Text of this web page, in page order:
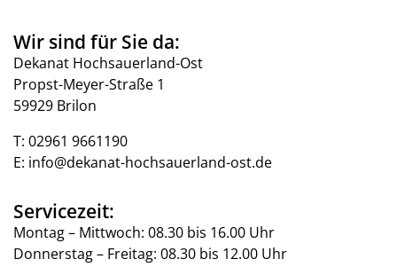
Wir sind für Sie da:
Dekanat Hochsauerland-Ost
Propst-Meyer-Straße 1
59929 Brilon
T: 02961 9661190
E: info@dekanat-hochsauerland-ost.de
Servicezeit:
Montag – Mittwoch: 08.30 bis 16.00 Uhr
Donnerstag – Freitag: 08.30 bis 12.00 Uhr